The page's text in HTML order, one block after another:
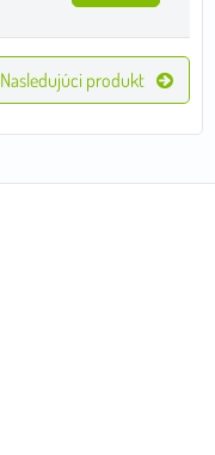
Nasledujúci produkt